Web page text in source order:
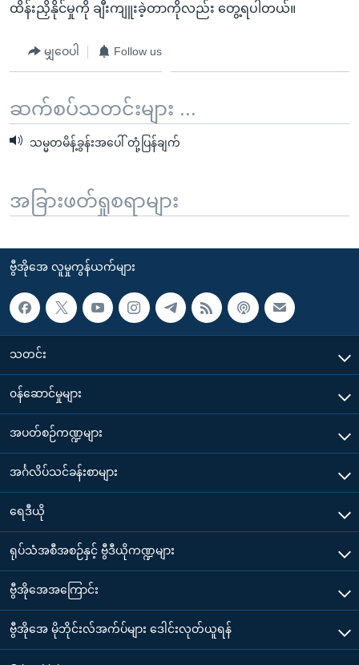
ထိန်းညှိနိုင်မှုကို ချီးကျူးခဲ့တာကိုလည်း တွေ့ရပါတယ်။
မျှဝေပါ Follow us
ဆက်စပ်သတင်းများ ...
သမ္မတမိန့်ခွန်းအပေါ် တုံ့ပြန်ချက်
အခြားဖတ်ရှုစရာများ
ဗွီအိုအေ လူမှုကွန်ယက်များ
သတင်း
၀န်ဆောင်မှုများ
အပတ်စဉ်ကဏ္ဍများ
အင်္ဂလိပ်သင်ခန်းစာများ
ရေဒီယို
ရုပ်သံအစီအစဉ်နှင့် ဗွီဒီယိုကဏ္ဍများ
ဗွီအိုအေအကြောင်း
ဗွီအိုအေ မိုဘိုင်းလ်အက်ပ်များ ဒေါင်းလုတ်ယူရန်